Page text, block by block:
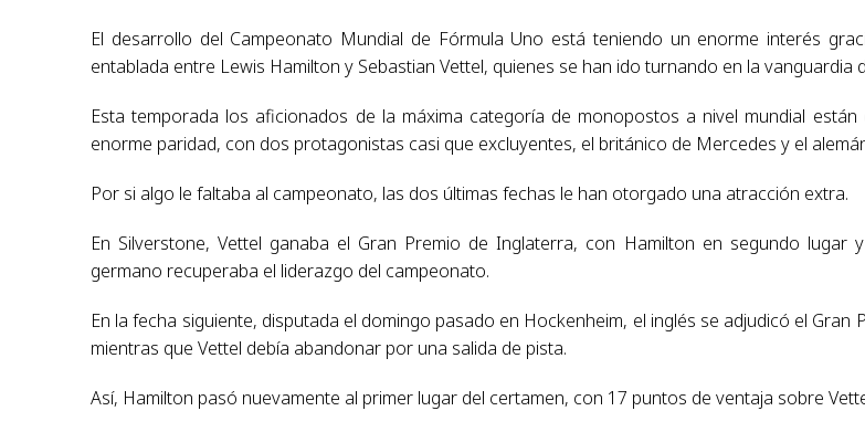
El desarrollo del Campeonato Mundial de Fórmula Uno está teniendo un enorme interés
entablada entre Lewis Hamilton y Sebastian Vettel, quienes se han ido turnando en la vanguardia
Esta temporada los aficionados de la máxima categoría de monopostos a nivel mundial
enorme paridad, con dos protagonistas casi que excluyentes, el británico de Mercedes y el
Por si algo le faltaba al campeonato, las dos últimas fechas le han otorgado una atracción extra.
En Silverstone, Vettel ganaba el Gran Premio de Inglaterra, con Hamilton en segundo lugar
germano recuperaba el liderazgo del campeonato.
En la fecha siguiente, disputada el domingo pasado en Hockenheim, el inglés se adjudicó el Gran
mientras que Vettel debía abandonar por una salida de pista.
Así, Hamilton pasó nuevamente al primer lugar del certamen, con 17 puntos de ventaja sobre